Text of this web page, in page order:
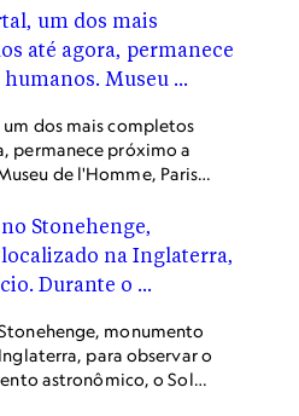
dos mais completos
permanece próximo a
de l'Homme, Paris,
monumento
para observar o
astronômico, o Sol